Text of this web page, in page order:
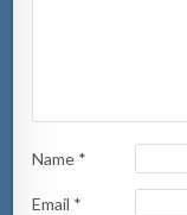
Name *
Email *